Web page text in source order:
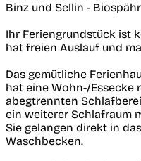
Binz und Sellin -
Ihr Feriengrundstück ist
hat freien Auslauf und
Das gemütliche
hat eine Wohn-/Essecke
abegtrennten
ein weiterer Schlafraum
Sie gelangen direkt in
Waschbecken.